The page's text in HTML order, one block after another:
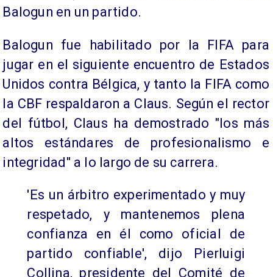
Balogun en un partido.
Balogun fue habilitado por la FIFA para
jugar en el siguiente encuentro de Estados
Unidos contra Bélgica, y tanto la FIFA como
la CBF respaldaron a Claus. Según el rector
del fútbol, Claus ha demostrado "los más
altos estándares de profesionalismo e
integridad" a lo largo de su carrera.
'Es un árbitro experimentado y muy
respetado, y mantenemos plena
confianza en él como oficial de
partido confiable', dijo Pierluigi
Collina, presidente del Comité de